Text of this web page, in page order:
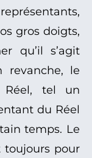
gros doigts,
qu’il s’agit
revanche, le
Réel, tel un
du Réel
temps. Le
toujours pour